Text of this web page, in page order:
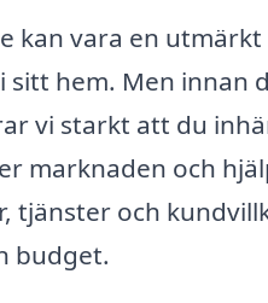
kan vara en utmärkt
sitt hem. Men innan
vi starkt att du
marknaden och
tjänster och
budget.